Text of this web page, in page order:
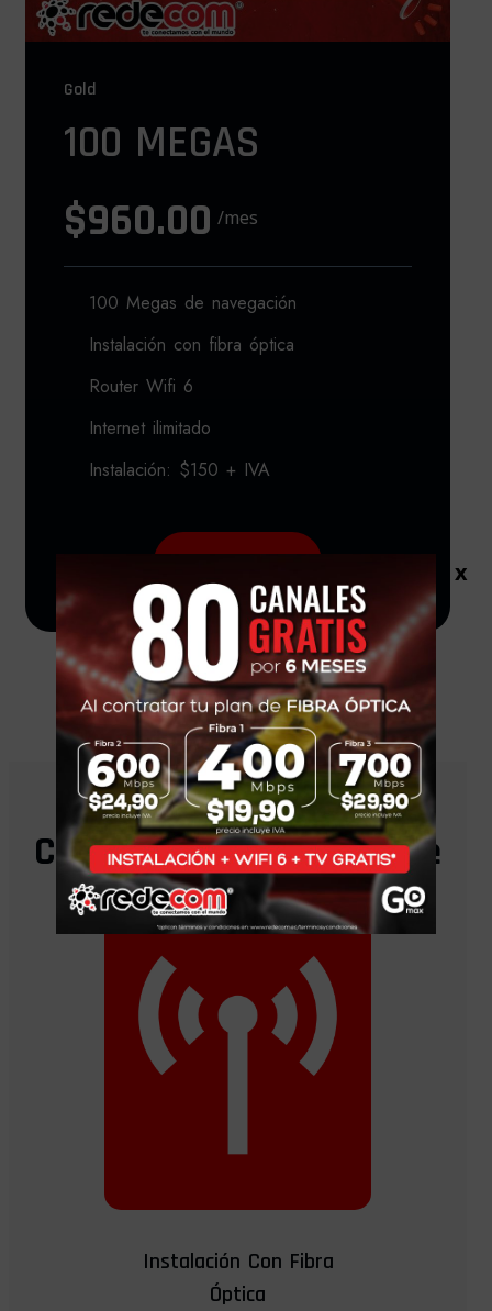
Gold
100 MEGAS
$960.00 /mes
100 Megas de navegación
Instalación con fibra óptica
Router Wifi 6
Internet ilimitado
Instalación: $150 + IVA
Cada Instalación Incluye
Instalación Con Fibra
Óptica
x